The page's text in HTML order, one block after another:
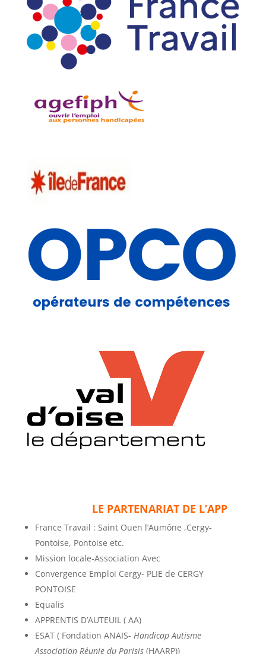
LE PARTENARIAT DE L’APP
France Travail : Saint Ouen l’Aumône ,Cergy-
Pontoise, Pontoise etc.
Mission locale-Association Avec
Convergence Emploi Cergy- PLIE de CERGY
PONTOISE
Equalis
APPRENTIS D’AUTEUIL ( AA)
ESAT ( Fondation ANAIS- Handicap Autisme
Association Réunie du Parisis(HAARP))